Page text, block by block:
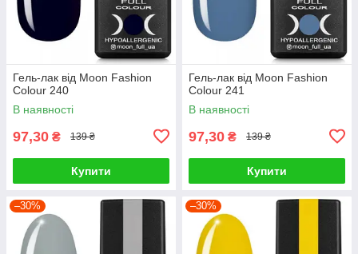
Гель-лак від Moon Fashion
Colour 240
В наявності
97,30 ₴ 139 ₴
Купити
Гель-лак від Moon Fashion
Colour 241
В наявності
97,30 ₴ 139 ₴
Купити
–30% –30%